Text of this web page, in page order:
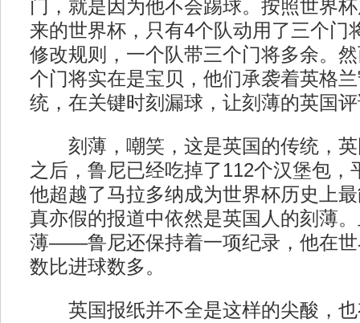
门，就是因为他不会踢球。按照世界
来的世界杯，只有4个队动用了三个门
修改规则，一个队带三个门将多余。
个门将实在是宝贝，他们承袭着英格
统，在关键时刻漏球，让刻薄的英国
刻薄，嘲笑，这是英国的传统，英
之后，鲁尼已经吃掉了112个汉堡包，
他超越了马拉多纳成为世界杯历史上
真亦假的报道中依然是英国人的刻薄
薄——鲁尼还保持着一项纪录，他在世
数比进球数多。
英国报纸并不全是这样的尖酸，也